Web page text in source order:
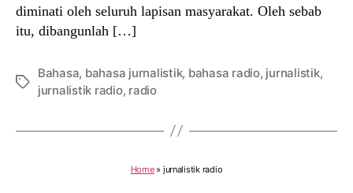
diminati oleh seluruh lapisan masyarakat. Oleh sebab
itu, dibangunlah […]
Tags
Bahasa, bahasa jurnalistik, bahasa radio, jurnalistik,
jurnalistik radio, radio
Home» jurnalistik radio